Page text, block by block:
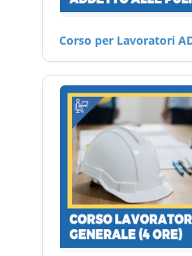
Corso per Lavoratori